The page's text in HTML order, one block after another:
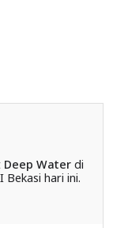
Deep Waterdi
Bekasi hari ini.